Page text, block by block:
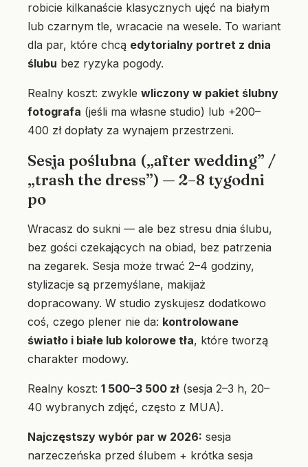
robicie kilkanaście klasycznych ujęć na białym
lub czarnym tle, wracacie na wesele. To wariant
dla par, które chcą edytorialny portret z dnia
ślubu bez ryzyka pogody.
Realny koszt: zwykle wliczony w pakiet ślubny
fotografa (jeśli ma własne studio) lub +200–
400 zł dopłaty za wynajem przestrzeni.
Sesja poślubna („after wedding” /
„trash the dress”) — 2–8 tygodni
po
Wracasz do sukni — ale bez stresu dnia ślubu,
bez gości czekających na obiad, bez patrzenia
na zegarek. Sesja może trwać 2–4 godziny,
stylizacje są przemyślane, makijaż
dopracowany. W studio zyskujesz dodatkowo
coś, czego plener nie da: kontrolowane
światło i białe lub kolorowe tła, które tworzą
charakter modowy.
Realny koszt: 1 500–3 500 zł (sesja 2–3 h, 20–
40 wybranych zdjęć, często z MUA).
Najczęstszy wybór par w 2026: sesja
narzeczeńska przed ślubem + krótka sesja